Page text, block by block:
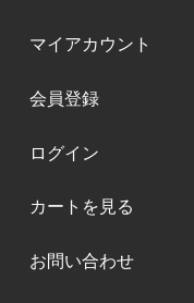
マイアカウント
会員登録
ログイン
カートを見る
お問い合わせ